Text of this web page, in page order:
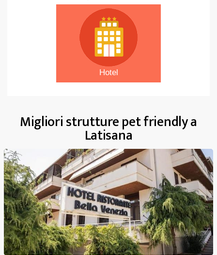
Hotel
Migliori strutture pet friendly a
Latisana